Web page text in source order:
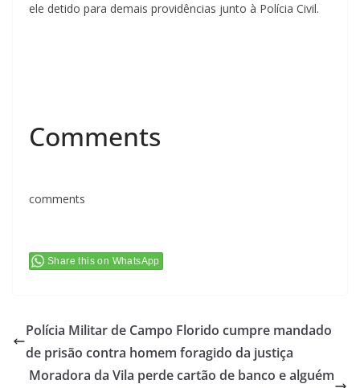
ele detido para demais providências junto à Polícia Civil.
Comments
comments
Share this on WhatsApp
Polícia Militar de Campo Florido cumpre mandado
de prisão contra homem foragido da justiça
Moradora da Vila perde cartão de banco e alguém